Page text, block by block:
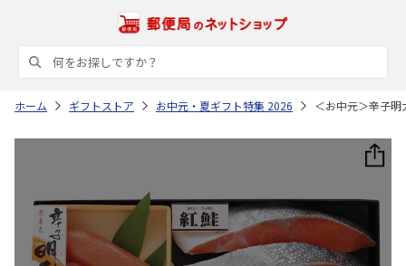
ホーム ギフトストア お中元・夏ギフト特集 2026 ＜お中元＞辛子